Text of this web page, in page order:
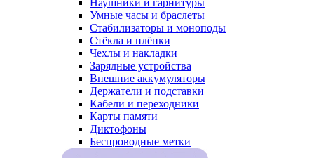
Наушники и гарнитуры
Умные часы и браслеты
Стабилизаторы и моноподы
Стёкла и плёнки
Чехлы и накладки
Зарядные устройства
Внешние аккумуляторы
Держатели и подставки
Кабели и переходники
Карты памяти
Диктофоны
Беспроводные метки